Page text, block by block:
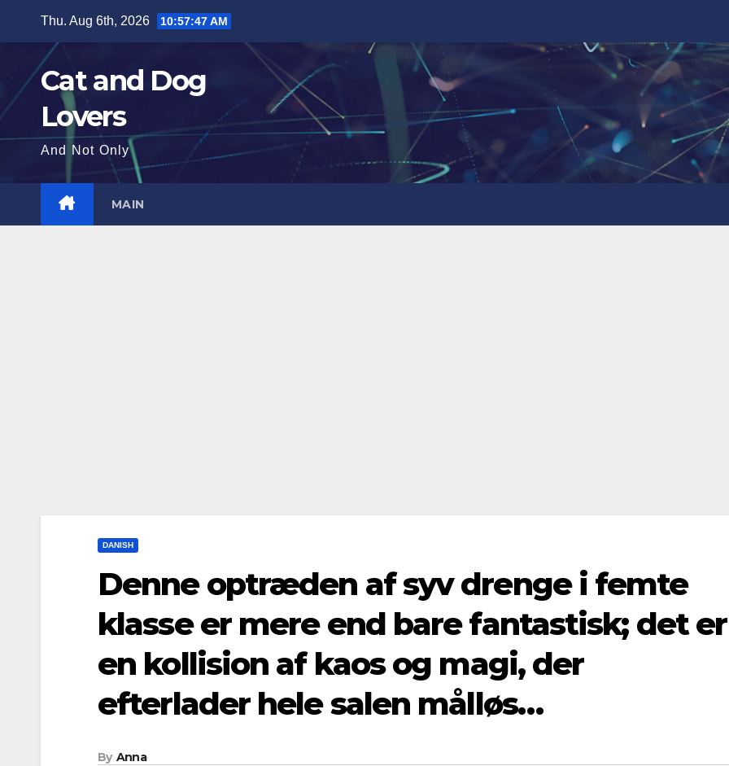
content
Thu. Aug 6th, 2026 10:57:49 AM
Cat and Dog
Lovers
And Not Only
MAIN
DANISH
Denne optræden af syv drenge i femte
klasse er mere end bare fantastisk; det er
en kollision af kaos og magi, der
efterlader hele salen målløs…
By Anna